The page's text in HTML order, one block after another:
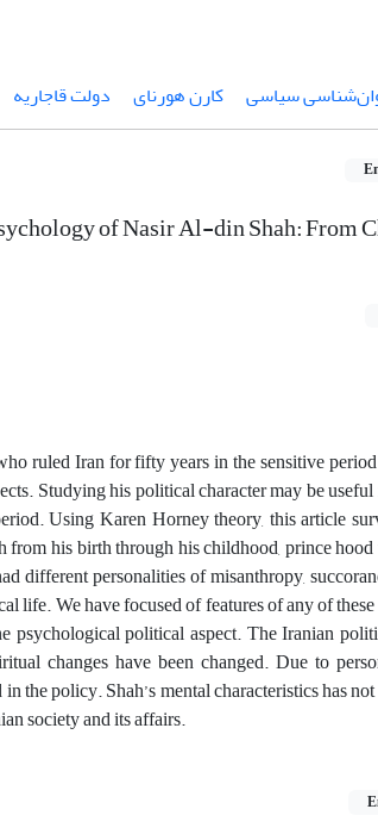
سیاسی کارن هورنای دولت قاجاریه
of Nasir Al-din Shah: From
ruled Iran for fifty years in the sensitive
Studying his political character may be
Using Karen Horney theory, this article
his birth through his childhood, prince
different personalities of misanthropy,
life. We have focused of features of any of
psychological political aspect. The Iranian
changes have been changed. Due to
the policy. Shah’s mental characteristics has
society and its affairs.